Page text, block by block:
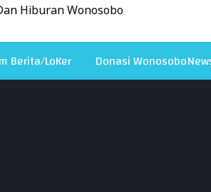
Hiburan Wonosobo
Berita/LoKer Donasi